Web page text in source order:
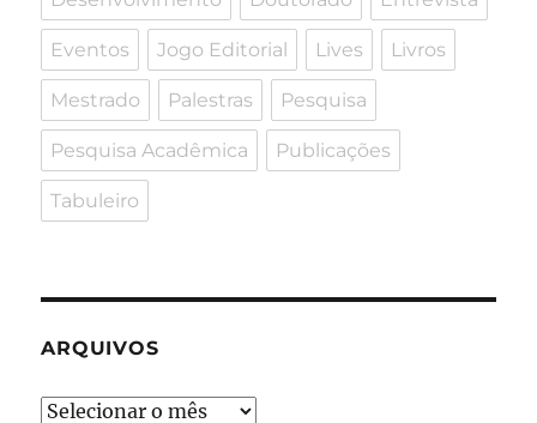
Eventos Jogo Editorial Lives Livros
Mestrado Palestras Pesquisa
Pesquisa Acadêmica Publicações
Tabuleiro
ARQUIVOS
Arquivos